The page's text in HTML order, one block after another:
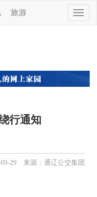
Toggle
旅游
行通知
09-29 来源：通辽公交集团